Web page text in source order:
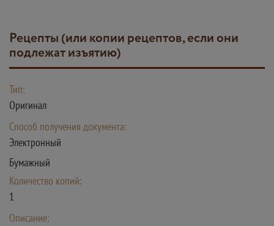
Рецепты (или копии рецептов, если они
подлежат изъятию)
Тип:
Оригинал
Способ получения документа:
Электронный
Бумажный
Количество копий:
1
Описание: